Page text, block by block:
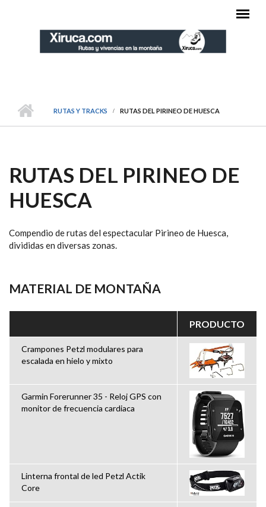
RUTAS Y TRACKS RUTAS DEL PIRINEO DE HUESCA
RUTAS DEL PIRINEO DE
HUESCA
Compendio de rutas del espectacular Pirineo de Huesca,
divididas en diversas zonas.
MATERIAL DE MONTAÑA
PRODUCTO
Crampones Petzl modulares para
escalada en hielo y mixto
Garmin Forerunner 35 - Reloj GPS con
monitor de frecuencia cardiaca
Linterna frontal de led Petzl Actik
Core